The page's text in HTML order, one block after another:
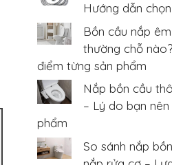
Hướng dẫn
Bồn cầu nắp
thường chỗ
điểm từng sản phẩm
Nắp bồn cầu
– Lý do bạn
phẩm
So sánh nắp